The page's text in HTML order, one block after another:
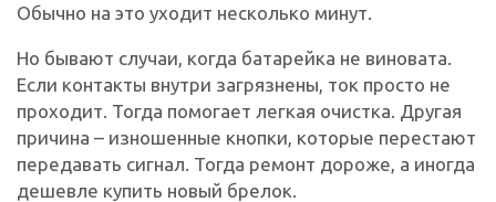
Обычно на это уходит несколько минут.
Но бывают случаи, когда батарейка не виновата.
Если контакты внутри загрязнены, ток просто не
проходит. Тогда помогает легкая очистка. Другая
причина – изношенные кнопки, которые перестают
передавать сигнал. Тогда ремонт дороже, а иногда
дешевле купить новый брелок.